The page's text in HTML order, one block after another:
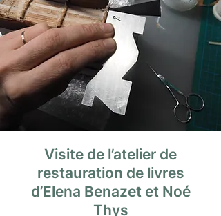
Visite de l’atelier de
restauration de livres
d’Elena Benazet et Noé
Thys